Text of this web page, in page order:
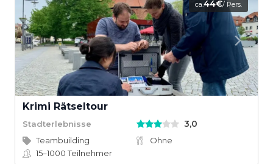
ca.44€/ Pers.
Krimi Rätseltour
Stadterlebnisse 3,0
Teambuilding
Ohne
15–1000Teilnehmer